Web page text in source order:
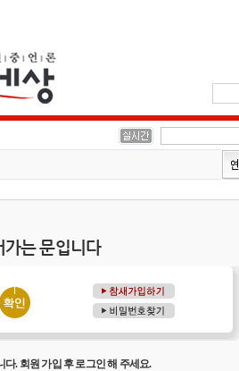
가는 문입니다
. 회원 가입 후 로그인 해 주세요.